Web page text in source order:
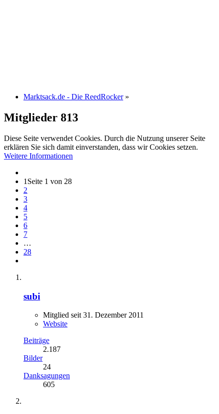
Marktsack.de - Die ReedRocker »
Mitglieder 813
Diese Seite verwendet Cookies. Durch die Nutzung unserer Seite
erklären Sie sich damit einverstanden, dass wir Cookies setzen.
Weitere Informationen
1 Seite 1 von 28
2
3
4
5
6
7
…
28
subi
Mitglied seit 31. Dezember 2011
Website
Beiträge
2.187
Bilder
24
Danksagungen
605